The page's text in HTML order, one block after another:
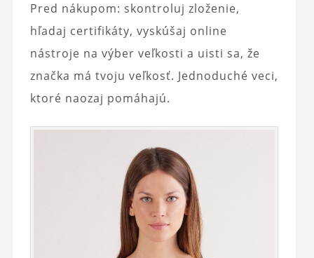
Pred nákupom: skontroluj zloženie,
hľadaj certifikáty, vyskúšaj online
nástroje na výber veľkosti a uisti sa, že
značka má tvoju veľkosť. Jednoduché veci,
ktoré naozaj pomáhajú.